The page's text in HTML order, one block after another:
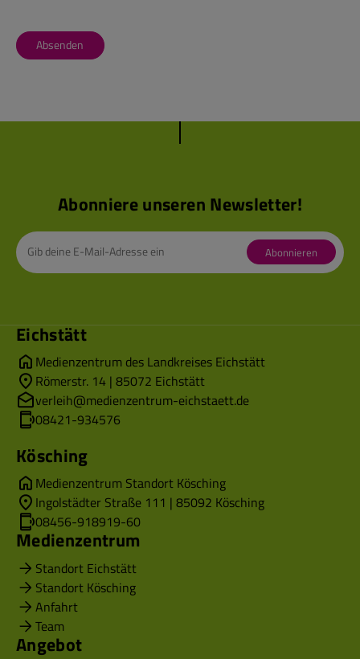
Absenden
Abonniere unseren Newsletter!
Abonnieren
Eichstätt
Medienzentrum des Landkreises Eichstätt
Römerstr. 14 | 85072 Eichstätt
verleih@medienzentrum-eichstaett.de
08421-934576
Kösching
Medienzentrum Standort Kösching
Ingolstädter Straße 111 | 85092 Kösching
08456-918919-60
Medienzentrum
Standort Eichstätt
Standort Kösching
Anfahrt
Team
Angebot